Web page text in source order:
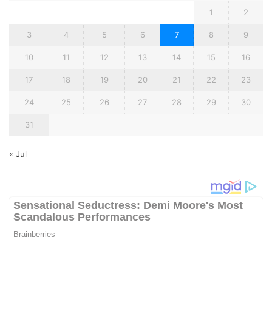
1 2
3 4 5 6 7 8 9
10 11 12 13 14 15 16
17 18 19 20 21 22 23
24 25 26 27 28 29 30
31
« Jul